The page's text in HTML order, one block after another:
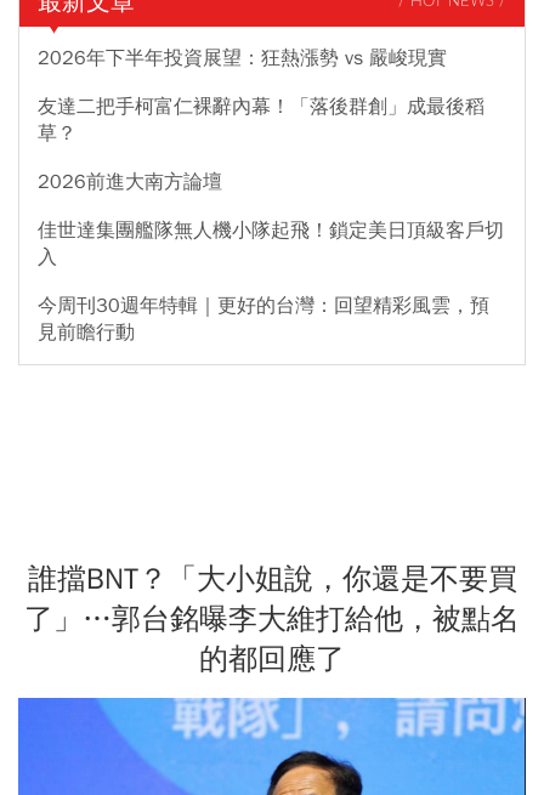
2026年下半年投資展望：狂熱漲勢 vs 嚴峻現實
友達二把手柯富仁裸辭內幕！「落後群創」成最後稻
草？
2026前進大南方論壇
佳世達集團艦隊無人機小隊起飛！鎖定美日頂級客戶切
入
今周刊30週年特輯｜更好的台灣：回望精彩風雲，預
見前瞻行動
誰擋BNT？「大小姐說，你還是不要買
了」…郭台銘曝李大維打給他，被點名
的都回應了